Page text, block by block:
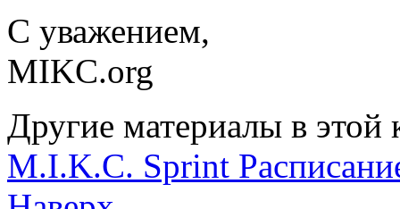
С уважением,
MIKC.org
Другие материалы в этой
M.I.K.C. Sprint